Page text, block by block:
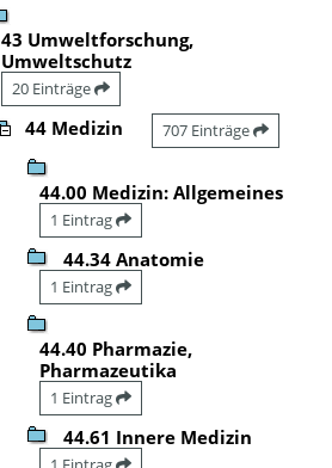
43 Umweltforschung,
Umweltschutz
20 Einträge
44 Medizin 707 Einträge
44.00 Medizin: Allgemeines
1 Eintrag
44.34 Anatomie
1 Eintrag
44.40 Pharmazie,
Pharmazeutika
1 Eintrag
44.61 Innere Medizin